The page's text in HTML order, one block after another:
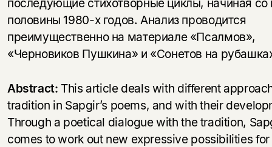
последующие стихотворные циклы, начиная со
половины 1980-х годов. Анализ проводится
преимущественно на материале «Псалмов»,
«Черновиков Пушкина» и «Сонетов на
Abstract: This article deals with different
tradition in Sapgir’s poems, and with their
Through a poetical dialogue with the tradition,
comes to work out new expressive possibilities for